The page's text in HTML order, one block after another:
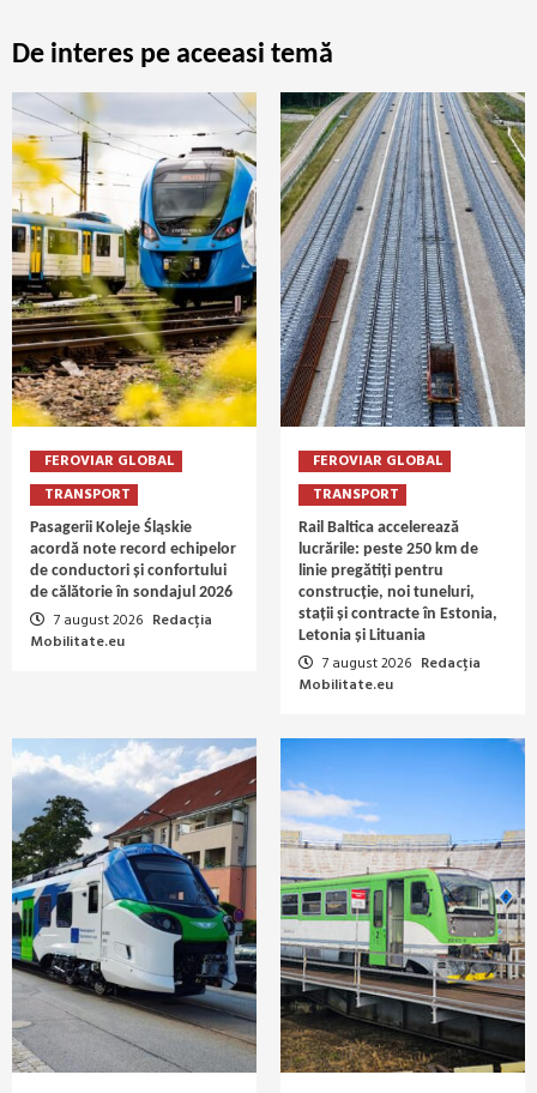
De interes pe aceeasi temă
FEROVIAR GLOBAL
TRANSPORT
Pasagerii Koleje Śląskie
acordă note record echipelor
de conductori și confortului
de călătorie în sondajul 2026
7 august 2026 Redacția
Mobilitate.eu
FEROVIAR GLOBAL
TRANSPORT
Rail Baltica accelerează
lucrările: peste 250 km de
linie pregătiți pentru
construcție, noi tuneluri,
stații și contracte în Estonia,
Letonia și Lituania
7 august 2026 Redacția
Mobilitate.eu